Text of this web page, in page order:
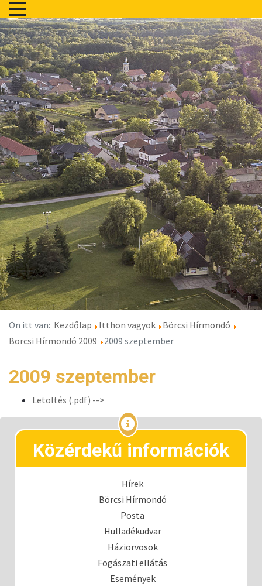
Ön itt van: Kezdőlap Itthon vagyok
Börcsi Hírmondó
Börcsi Hírmondó 2009
2009 szeptember
2009 szeptember
Letöltés (.pdf) -->
Közérdekű információk
Hírek
Börcsi Hírmondó
Posta
Hulladékudvar
Háziorvosok
Fogászati ellátás
Események